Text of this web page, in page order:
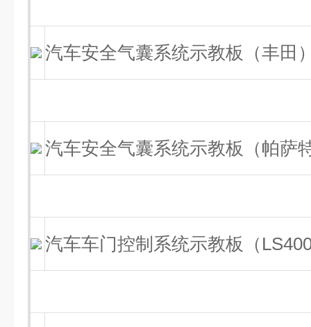
汽车安全气囊系统示教板（丰田
汽车安全气囊系统示教板（帕萨
汽车车门控制系统示教板（